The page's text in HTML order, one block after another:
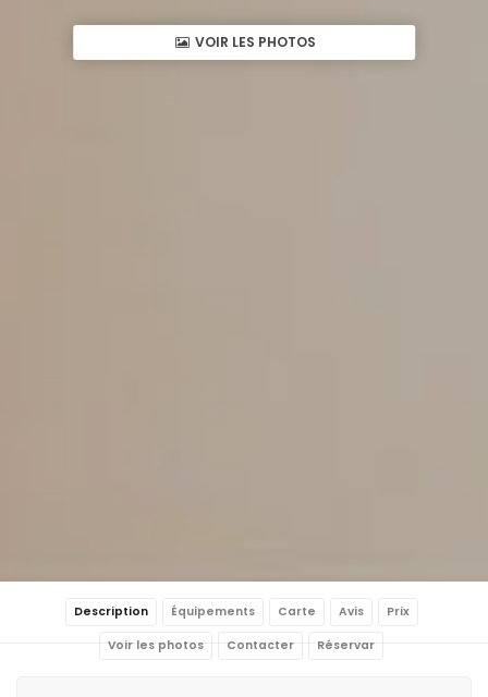
VOIR LES PHOTOS
Description Équipements Carte Avis Prix
Voir les photos Contacter Réservar